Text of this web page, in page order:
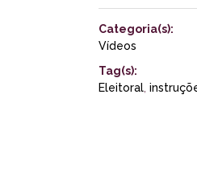
Categoria(s):
Vídeos
Tag(s):
Eleitoral